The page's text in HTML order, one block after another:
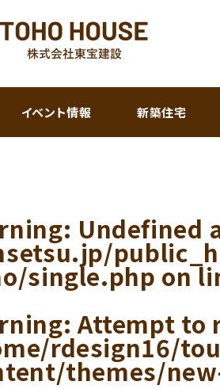
イベント情報 新築住宅
: Undefined
single.php on
: Attempt to
rdesign16/
themes/